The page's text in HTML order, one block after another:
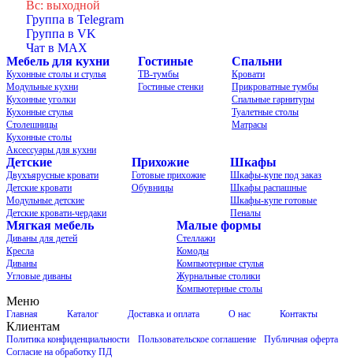
Вс: выходной
Группа в Telegram
Группа в VK
Чат в MAX
Мебель для кухни
Кухонные столы и стулья
Модульные кухни
Кухонные уголки
Кухонные стулья
Столешницы
Кухонные столы
Аксессуары для кухни
Гостиные
ТВ-тумбы
Гостиные стенки
Спальни
Кровати
Прикроватные тумбы
Спальные гарнитуры
Туалетные столы
Матрасы
Детские
Двухъярусные кровати
Детские кровати
Модульные детские
Детские кровати-чердаки
Прихожие
Готовые прихожие
Обувницы
Шкафы
Шкафы-купе под заказ
Шкафы распашные
Шкафы-купе готовые
Пеналы
Мягкая мебель
Диваны для детей
Кресла
Диваны
Угловые диваны
Малые формы
Стеллажи
Комоды
Компьютерные стулья
Журнальные столики
Компьютерные столы
Меню
Главная Каталог Доставка и оплата О нас Контакты
Клиентам
Политика конфиденциальности Пользовательское соглашение
Публичная оферта
Согласие на обработку ПД